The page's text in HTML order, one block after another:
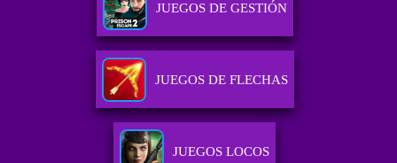
JUEGOS DE GESTIÓN
JUEGOS DE FLECHAS
JUEGOS LOCOS